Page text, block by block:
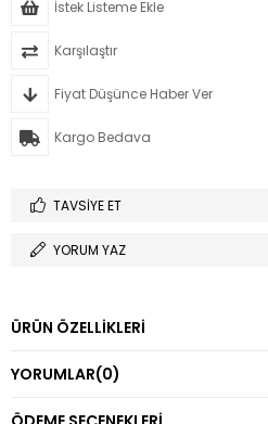
İstek Listeme Ekle
Karşılaştır
Fiyat Düşünce Haber Ver
Kargo Bedava
TAVSIYE ET
YORUM YAZ
ÜRÜN ÖZELLIKLERI
YORUMLAR(0)